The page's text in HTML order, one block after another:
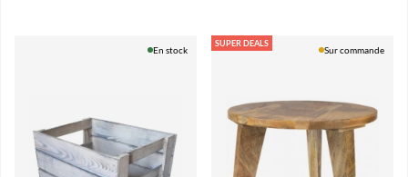
En stock
SUPER DEALS
Sur commande